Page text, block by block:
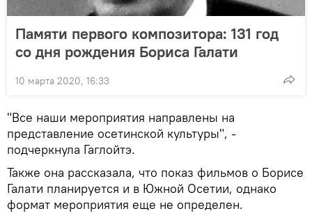
Памяти первого композитора: 131 год
со дня рождения Бориса Галати
10 марта 2020, 16:33
"Все наши мероприятия направлены на
представление осетинской культуры", -
подчеркнула Гаглойтэ.
Также она рассказала, что показ фильмов о Борисе
Галати планируется и в Южной Осетии, однако
формат мероприятия еще не определен.